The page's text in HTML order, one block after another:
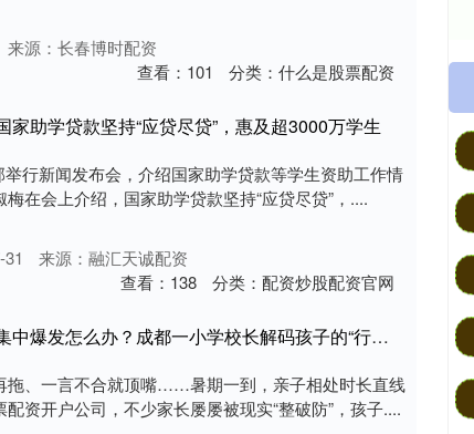
来源：长春博时配资
查看： 101 分类： 什么是股票配资
助学贷款坚持“应贷尽贷”，惠及超3000万学生
行新闻发布会，介绍国家助学贷款等学生资助工作情
在会上介绍，国家助学贷款坚持“应贷尽贷”，....
来源：融汇天诚配资
查看： 138 分类： 配资炒股配资官网
股票配资开户公司 暑期亲子矛盾集中爆发怎么办？成都一小学校长解码孩子的“行为密码”
拖、一言不合就顶嘴……暑期一到，亲子相处时长直线
资开户公司，不少家长屡屡被现实“整破防”，孩子....